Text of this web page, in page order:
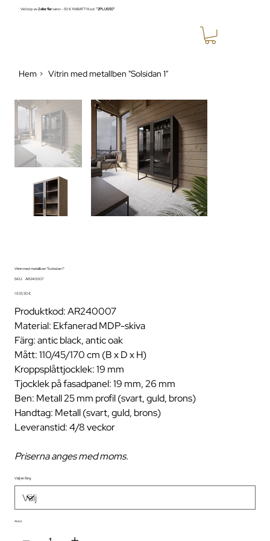
Vid köp av2 eller flervaror - 50 € RABATT! Kod:"2PLUS50"
Hem > Vitrin med metallben "Solsidan 1"
Vitrin med metallben "Solsidan 1"
SKU:
SKU
AR240007
Pris
1 633,50 €
Produktkod: AR240007
Material: Ekfanerad MDP-skiva
Färg: antic black, antic oak
Mått: 110/45/170 cm (B x D x H)
Kroppsplåttjocklek: 19 mm
Tjocklek på fasadpanel: 19 mm, 26 mm
Ben: Metall 25 mm profil (svart, guld, brons)
Handtag: Metall (svart, guld, brons)
Leveranstid: 4/8 veckor
Priserna anges med moms.
Välj en färg
Antal